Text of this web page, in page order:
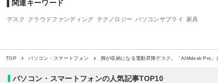
関連キーワード
デスク クラウドファンディング テクノロジー パソコンサプライ 家具
TOP パソコン・スマートフォン 脚が収納になる電動昇降デスク。「AIMdesk Pro
パソコン・スマートフォンの人気記事TOP10